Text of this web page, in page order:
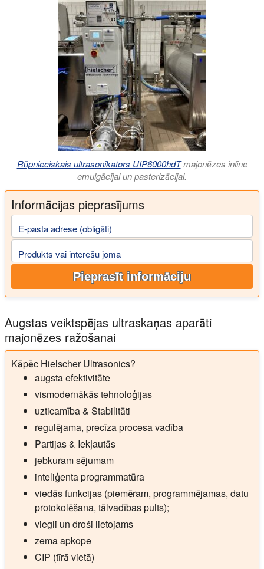
Rūpnieciskais ultrasonikators UIP6000hdTmajonēzes inline
emulgācijai un pasterizācijai.
Informācijas pieprasījums
E-pasta adrese (obligāti)
Produkts vai interešu joma
Pieprasīt informāciju
Augstas veiktspējas ultraskaņas aparāti
majonēzes ražošanai
Kāpēc Hielscher Ultrasonics?
augsta efektivitāte
vismodernākās tehnoloģijas
uzticamība & Stabilitāti
regulējama, precīza procesa vadība
Partijas & Iekļautās
jebkuram sējumam
inteliģenta programmatūra
viedās funkcijas (piemēram, programmējamas, datu
protokolēšana, tālvadības pults);
viegli un droši lietojams
zema apkope
CIP (tīrā vietā)